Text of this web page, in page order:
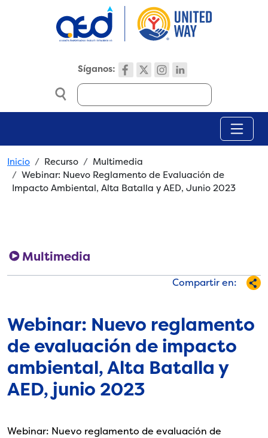
Síganos:
Search
Breadcrumb
Inicio Recurso
Multimedia
Webinar: Nuevo Reglamento de Evaluación de
Impacto Ambiental, Alta Batalla y AED, Junio 2023
Multimedia
Compartir en:
Webinar: Nuevo reglamento
de evaluación de impacto
ambiental, Alta Batalla y
AED, junio 2023
Webinar: Nuevo reglamento de evaluación de